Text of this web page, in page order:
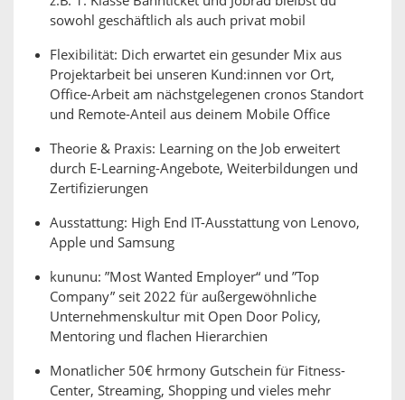
sowohl geschäftlich als auch privat mobil
Flexibilität: Dich erwartet ein gesunder Mix aus
Projektarbeit bei unseren Kund:innen vor Ort,
Office-Arbeit am nächstgelegenen cronos Standort
und Remote-Anteil aus deinem Mobile Office
Theorie & Praxis: Learning on the Job erweitert
durch E-Learning-Angebote, Weiterbildungen und
Zertifizierungen
Ausstattung: High End IT-Ausstattung von Lenovo,
Apple und Samsung
kununu: ”Most Wanted Employer“ und ”Top
Company” seit 2022 für außergewöhnliche
Unternehmenskultur mit Open Door Policy,
Mentoring und flachen Hierarchien
Monatlicher 50€ hrmony Gutschein für Fitness-
Center, Streaming, Shopping und vieles mehr